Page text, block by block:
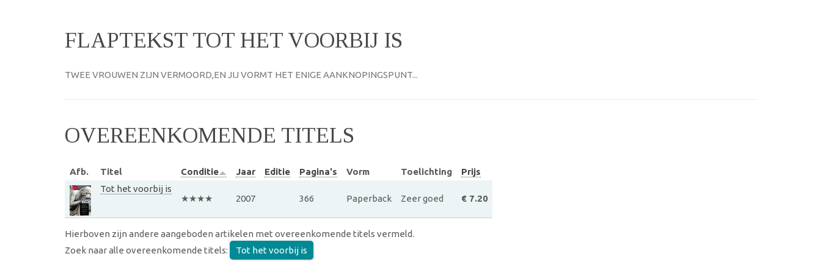
FLAPTEKST TOT HET VOORBIJ IS
TWEE VROUWEN ZIJN VERMOORD,EN JIJ VORMT HET ENIGE AANKNOPINGSPUNT...
OVEREENKOMENDE TITELS
Afb. Titel Conditie Jaar Editie Pagina's Vorm Toelichting
Prijs
Tot het voorbij is
★★★★
2007 366 Paperback Zeer goed € 7.20
Hierboven zijn andere aangeboden artikelen met overeenkomende titels vermeld.
Zoek naar alle overeenkomende titels:
Tot het voorbij is